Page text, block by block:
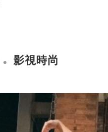
影視時尚